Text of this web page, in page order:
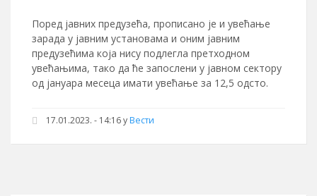
Поред јавних предузећа, прописано је и увећање
зарада у јавним установама и оним јавним
предузећима која нису подлегла претходном
увећањима, тако да ће запослени у јавном сектору
од јануара месеца имати увећање за 12,5 одсто.
17.01.2023. - 14:16уВести